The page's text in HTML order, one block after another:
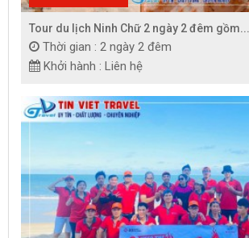
Tour du lịch Ninh Chữ 2 ngày 2 đêm gồm...
Thời gian : 2 ngày 2 đêm
Khởi hành : Liên hệ